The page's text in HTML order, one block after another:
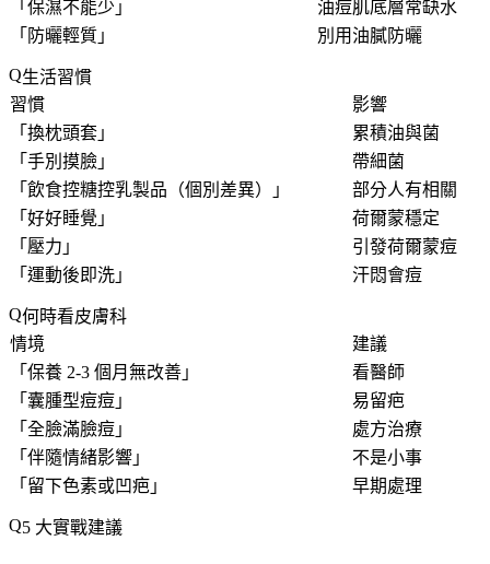
「 保濕不能少 」
油痘肌底層常缺水
「 防曬輕質 」 別用油膩防曬
生活習慣
習慣
影響
「 換枕頭套 」
累積油與菌
「 手別摸臉 」
帶細菌
「 飲食控糖控乳製品（個別差異） 」
部分人有相關
「 好好睡覺 」
荷爾蒙穩定
「 壓力 」
引發荷爾蒙痘
「 運動後即洗 」 汗悶會痘
何時看皮膚科
情境
建議
「 保養 2-3 個月無改善 」
看醫師
「 囊腫型痘痘 」
易留疤
「 全臉滿臉痘 」
處方治療
「 伴隨情緒影響 」
不是小事
「 留下色素或凹疤 」 早期處理
5 大實戰建議